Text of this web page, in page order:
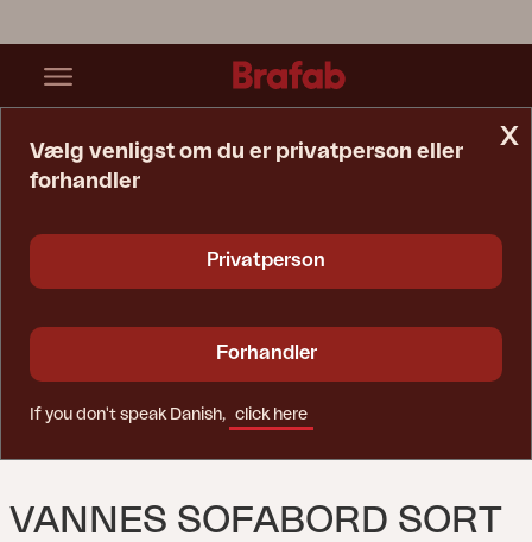
VANNES SOFABORD SORT
x
Vælg venligst om du er privatperson eller
forhandler
Privatperson
Forhandler
If you don't speak Danish, click here